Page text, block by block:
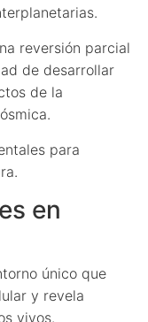
reversión parcial
de desarrollar
de la
para
en
único que
y revela
vivos.